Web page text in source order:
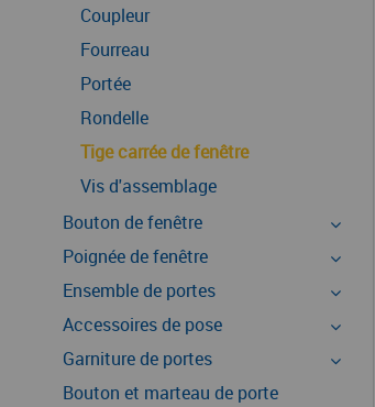
Coupleur
Fourreau
Portée
Rondelle
Tige carrée de fenêtre
Vis d'assemblage
Bouton de fenêtre
Poignée de fenêtre
Ensemble de portes
Accessoires de pose
Garniture de portes
Bouton et marteau de porte